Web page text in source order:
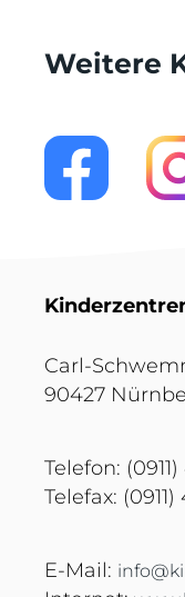
Weitere
Carl-
90427
Telefon:
Telefax:
E-Mail: